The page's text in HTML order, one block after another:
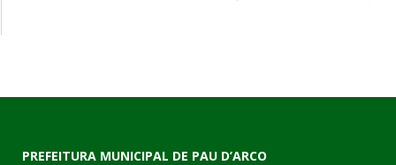
PREFEITURA MUNICIPAL DE PAU D’ARCO